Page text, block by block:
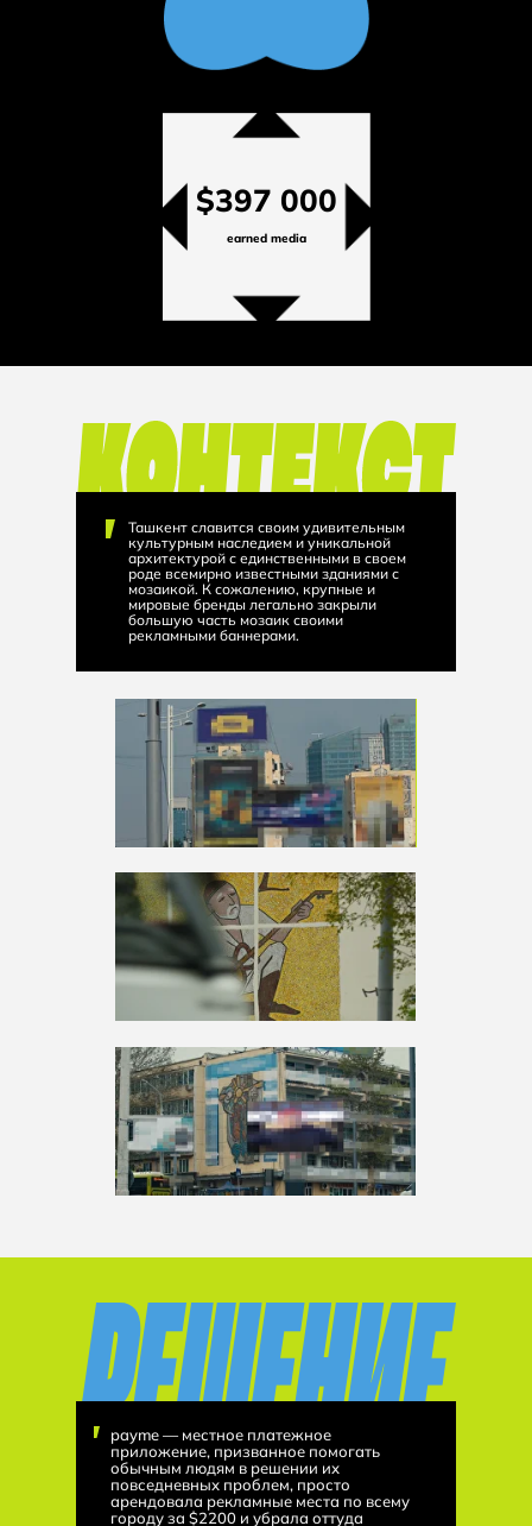
earned media
$397 000
Ташкент славится своим удивительным
культурным наследием и уникальной
архитектурой с единственными в своем
роде всемирно известными зданиями с
мозаикой. К сожалению, крупные и
мировые бренды легально закрыли
большую часть мозаик своими
рекламными баннерами.
payme — местное платежное
приложение, призванное помогать
обычным людям в решении их
повседневных проблем, просто
арендовала рекламные места по всему
городу за $2200 и убрала оттуда